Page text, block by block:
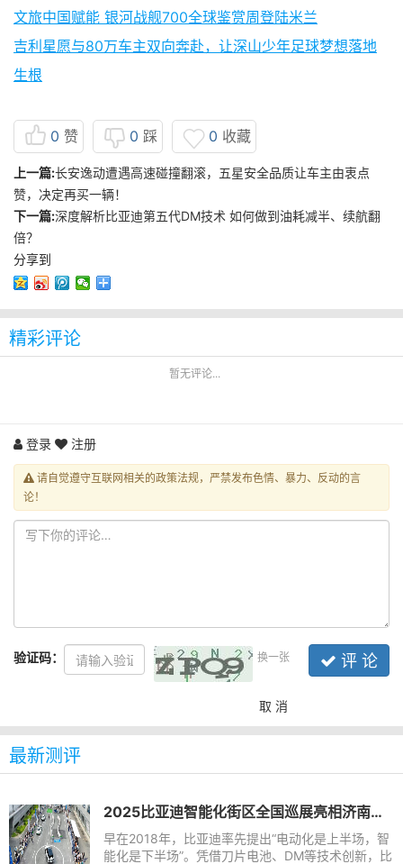
文旅中国赋能 银河战舰700全球鉴赏周登陆米兰
吉利星愿与80万车主双向奔赴，让深山少年足球梦想落地
生根
0 赞 0 踩 0 收藏
上一篇:长安逸动遭遇高速碰撞翻滚，五星安全品质让车主由衷点
赞，决定再买一辆！
下一篇:深度解析比亚迪第五代DM技术 如何做到油耗减半、续航翻
倍？
分享到
精彩评论
暂无评论...
登录 注册
请自觉遵守互联网相关的政策法规，严禁发布色情、暴力、反动的言
论！
验证码： 换一张 评 论
取 消
最新测评
2025比亚迪智能化街区全国巡展亮相济南｜让好技术人人可享
早在2018年，比亚迪率先提出“电动化是上半场，智
能化是下半场”。凭借刀片电池、DM等技术创新，比